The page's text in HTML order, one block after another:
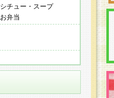
シチュー・スープ
お弁当